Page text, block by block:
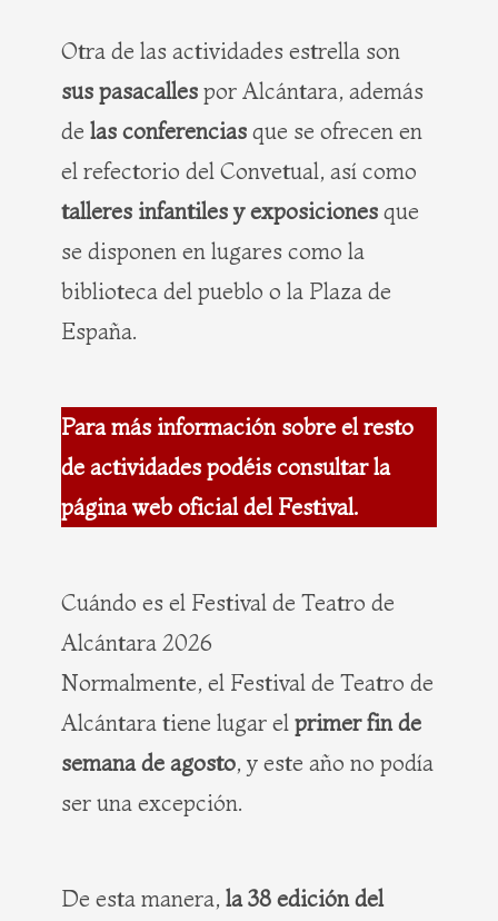
Otra de las actividades estrella son
sus pasacalles por Alcántara, además
de las conferencias que se ofrecen en
el refectorio del Convetual, así como
talleres infantiles y exposiciones que
se disponen en lugares como la
biblioteca del pueblo o la Plaza de
España.
Para más información sobre el resto
de actividades podéis consultar la
página web oficial del Festival.
Cuándo es el Festival de Teatro de
Alcántara 2026
Normalmente, el Festival de Teatro de
Alcántara tiene lugar el primer fin de
semana de agosto, y este año no podía
ser una excepción.
De esta manera, la 38 edición del